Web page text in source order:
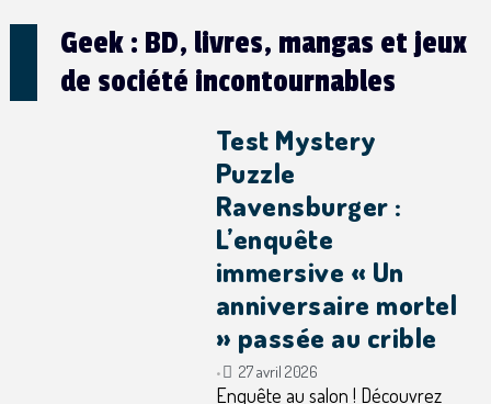
Geek : BD, livres, mangas et jeux
de société incontournables
Test Mystery
Puzzle
Ravensburger :
L’enquête
immersive « Un
anniversaire mortel
» passée au crible
• 27 avril 2026
Enquête au salon ! Découvrez